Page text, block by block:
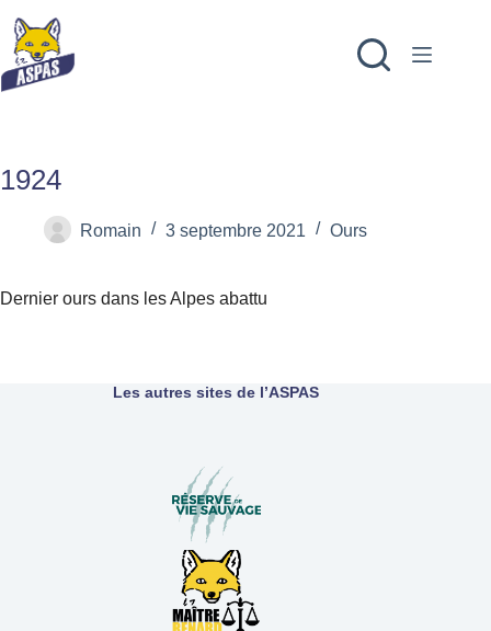
1924
Romain 3 septembre 2021 Ours
Dernier ours dans les Alpes abattu
Les autres sites de l’ASPAS